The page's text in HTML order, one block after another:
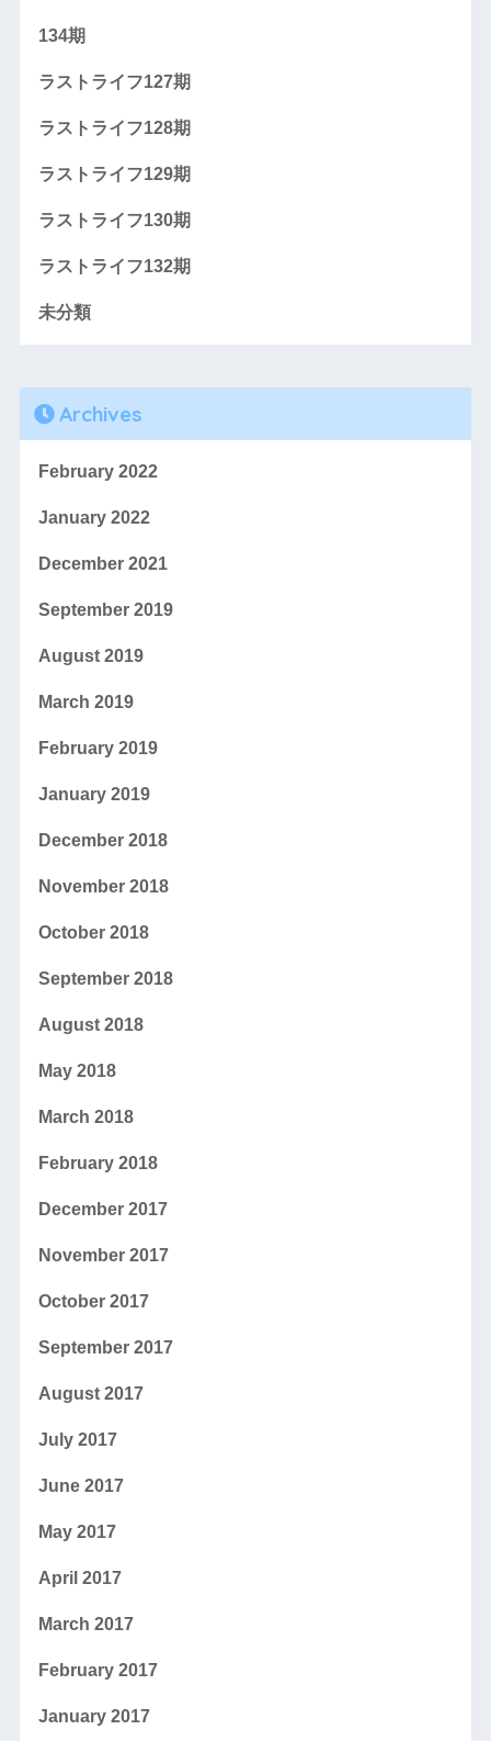
134期
ラストライフ127期
ラストライフ128期
ラストライフ129期
ラストライフ130期
ラストライフ132期
未分類
Archives
February 2022
January 2022
December 2021
September 2019
August 2019
March 2019
February 2019
January 2019
December 2018
November 2018
October 2018
September 2018
August 2018
May 2018
March 2018
February 2018
December 2017
November 2017
October 2017
September 2017
August 2017
July 2017
June 2017
May 2017
April 2017
March 2017
February 2017
January 2017